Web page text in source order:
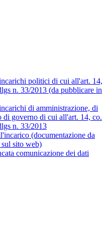
politici di cui all'art. 14,
n. 33/2013 (da pubblicare in
di amministrazione, di
di governo di cui all'art. 14, co.
n. 33/2013
(documentazione da
sito web)
comunicazione dei dati